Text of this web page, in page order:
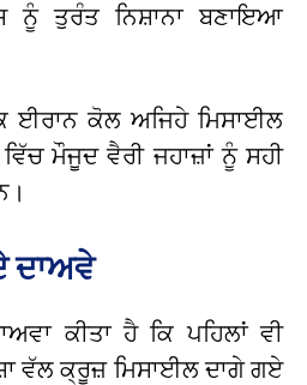
ਤੁਰੰਤ ਨਿਸ਼ਾਨਾ ਬਣਾਇਆ
ਈਰਾਨ ਕੋਲ ਅਜਿਹੇ ਮਿਸਾਈਲ
ਮੌਜੂਦ ਵੈਰੀ ਜਹਾਜ਼ਾਂ ਨੂੰ ਸਹੀ
ਦਾਅਵੇ
ਕੀਤਾ ਹੈ ਕਿ ਪਹਿਲਾਂ ਵੀ
ਵੱਲ ਕ੍ਰੂਜ਼ ਮਿਸਾਈਲ ਦਾਗੇ ਗਏ